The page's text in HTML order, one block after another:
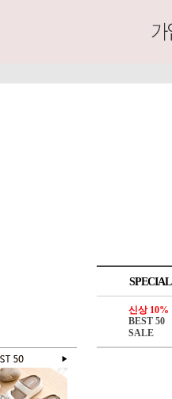
SPECIAL
신상 10%
BEST 50
SALE